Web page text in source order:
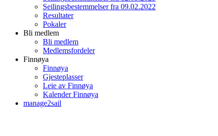
Seilingsbestemmelser fra 09.02.2022
Resultater
Pokaler
Bli medlem
Bli medlem
Medlemsfordeler
Finnøya
Finnøya
Gjesteplasser
Leie av Finnøya
Kalender Finnøya
manage2sail